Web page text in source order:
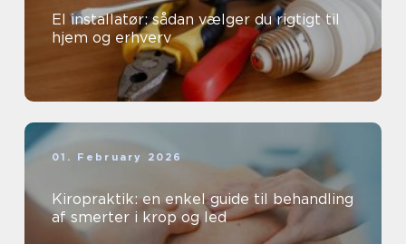
El installatør: sådan vælger du rigtigt til
hjem og erhverv
01. February 2026
Kiropraktik: en enkel guide til behandling
af smerter i krop og led